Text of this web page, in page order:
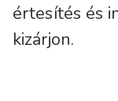
értesítés és
kizárjon.